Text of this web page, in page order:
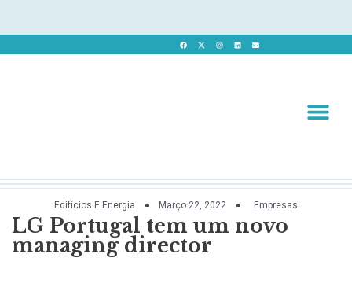
Edifícios E Energia Março 22, 2022 Empresas
LG Portugal tem um novo
managing director